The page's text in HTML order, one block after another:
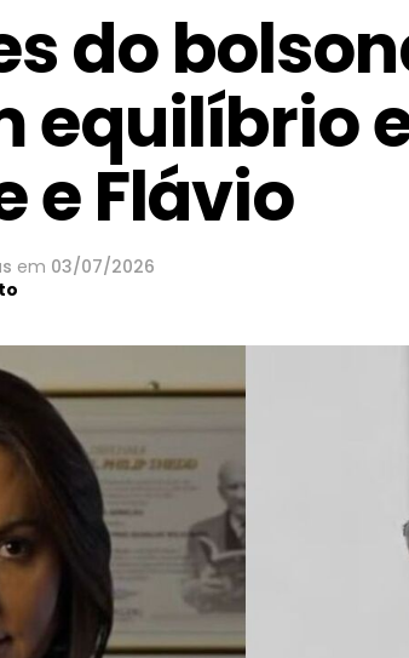
do
equilíbrio
e Flávio
em 03/07/2026